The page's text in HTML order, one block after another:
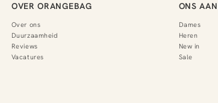
OVER ORANGEBAG
Over ons
Duurzaamheid
Reviews
Vacatures
ONS
Dames
Heren
New in
Sale